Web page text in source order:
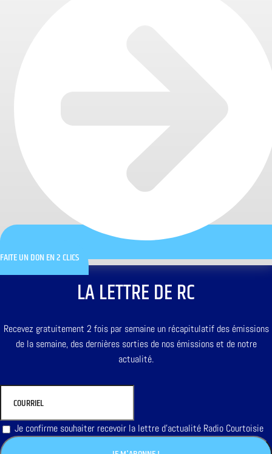
FAITE UN DON EN 2 CLICS
LA LETTRE DE RC
Recevez gratuitement 2 fois par semaine un récapitulatif des émissions
de la semaine, des dernières sorties de nos émissions et de notre
actualité.
Je confirme souhaiter recevoir la lettre d'actualité Radio Courtoisie